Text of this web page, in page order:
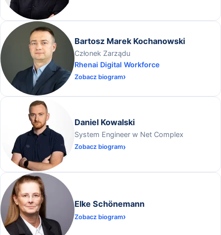
Bartosz Marek Kochanowski
Członek Zarządu
Rhenai Digital Workforce
Zobacz biogram
Daniel Kowalski
System Engineer w Net Complex
Zobacz biogram
Elke Schönemann
Zobacz biogram